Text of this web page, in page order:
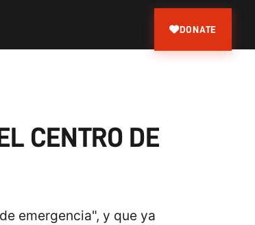
DONATE
CENTRO DE
emergencia", y que ya